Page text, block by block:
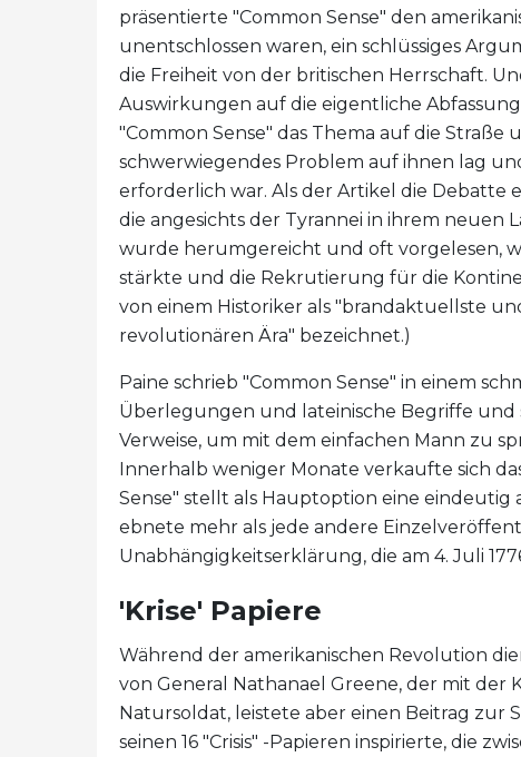
präsentierte "Common Sense" den
unentschlossen waren, ein schlüssiges
die Freiheit von der britischen Herrschaft.
Auswirkungen auf die eigentliche
"Common Sense" das Thema auf die Straße
schwerwiegendes Problem auf ihnen lag
erforderlich war. Als der Artikel die Debatte
die angesichts der Tyrannei in ihrem neuen
wurde herumgereicht und oft vorgelesen,
stärkte und die Rekrutierung für die
von einem Historiker als "brandaktuellste
revolutionären Ära" bezeichnet.)
Paine schrieb "Common Sense" in einem
Überlegungen und lateinische Begriffe und
Verweise, um mit dem einfachen Mann zu
Innerhalb weniger Monate verkaufte sich
Sense" stellt als Hauptoption eine
ebnete mehr als jede andere
Unabhängigkeitserklärung, die am 4. Juli
'Krise' Papiere
Während der amerikanischen Revolution
von General Nathanael Greene, der mit der
Natursoldat, leistete aber einen Beitrag zur
seinen 16 "Crisis" -Papieren inspirierte, die